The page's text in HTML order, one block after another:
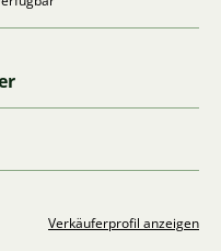
Verkäuferprofil anzeigen